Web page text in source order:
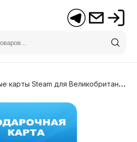
карты Steam для Великобритании